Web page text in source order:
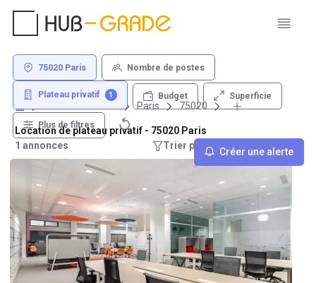
75020 Paris Nombre de postes
Plateau privatif 1 Budget Superficie
Plus de filtres
Créer une alerte
Paris 75020
Location de plateau privatif - 75020 Paris
1 annonces
Trier par : Recommandations